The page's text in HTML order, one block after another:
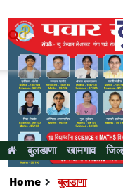
बुलडाणा खामगाव
Home बुलडाणा